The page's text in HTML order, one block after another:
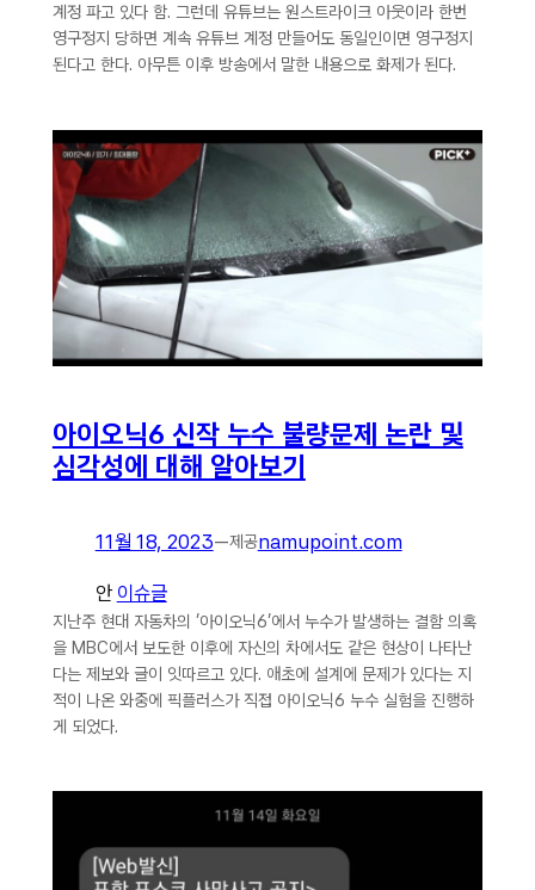
계정 파고 있다 함. 그런데 유튜브는 원스트라이크 아웃이라 한번
영구정지 당하면 계속 유튜브 계정 만들어도 동일인이면 영구정지
된다고 한다. 아무튼 이후 방송에서 말한 내용으로 화제가 된다.
아이오닉6 신작 누수 불량문제 논란 및
심각성에 대해 알아보기
11월 18, 2023—제공namupoint.com
안 이슈글
지난주 현대 자동차의 ‘아이오닉6’에서 누수가 발생하는 결함 의혹
을 MBC에서 보도한 이후에 자신의 차에서도 같은 현상이 나타난
다는 제보와 글이 잇따르고 있다. 애초에 설계에 문제가 있다는 지
적이 나온 와중에 픽플러스가 직접 아이오닉6 누수 실험을 진행하
게 되었다.